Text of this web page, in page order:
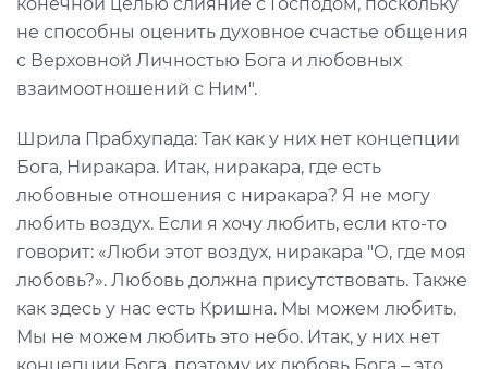
не способны оценить духовное счастье общения
с Верховной Личностью Бога и любовных
взаимоотношений с Ним".
Шрила Прабхупада: Так как у них нет концепции
Бога, Ниракара. Итак, ниракара, где есть
любовные отношения с ниракара? Я не могу
любить воздух. Если я хочу любить, если кто-то
говорит: «Люби этот воздух, ниракара "О, где моя
любовь?». Любовь должна присутствовать. Также
как здесь у нас есть Кришна. Мы можем любить.
Мы не можем любить это небо. Итак, у них нет